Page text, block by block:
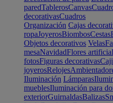
paredTablerosCanvas
decorativasCuadros
Organización Cajas
ropaJoyerosBiombosCestas
Objetos decorativos Velas
mesaNavidadFlores
fotosFiguras decorativas
joyerosRelojes
Iluminación Lámparas
mueblesIluminación para
exteriorGuirnaldasBalizas